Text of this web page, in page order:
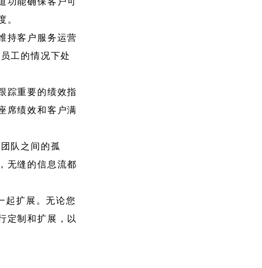
。
持客户服务运营
工的情况下处
踪重要的绩效指
席绩效和客户满
队之间的孤
无缝的信息流都
起扩展。无论您
定制和扩展，以